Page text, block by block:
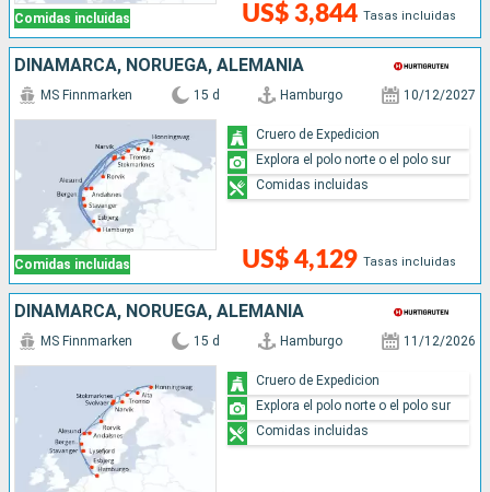
Comidas incluidas US$ 3,844 Tasas incluidas
DINAMARCA, NORUEGA, ALEMANIA
Comidas incluidas
MS Finnmarken 15 d Hamburgo 10/12/2027
US$ 4,129 Tasas incluidas
Cruero de Expedicion
Explora el polo norte o el polo sur
Comidas incluidas
DINAMARCA, NORUEGA, ALEMANIA
MS Finnmarken 15 d Hamburgo 11/12/2026
Cruero de Expedicion
Explora el polo norte o el polo sur
Comidas incluidas